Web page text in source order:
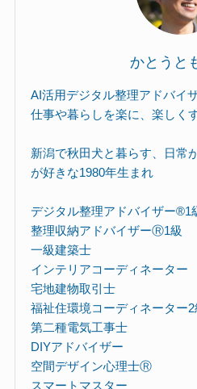
かとうと
AI活用デジタル整理アドバイ
仕事や暮らしを楽に、楽しく
新潟で秋田犬と暮らす、日常
が好きな1980年生まれ
デジタル整理アドバイザー®︎1
整理収納アドバイザーⓇ1級
一級建築士
インテリアコーディネーター
宅地建物取引士
福祉住環境コーディネーター2
第二種電気工事士
DIYアドバイザー
空間デザイン心理士Ⓡ
スマートマスター